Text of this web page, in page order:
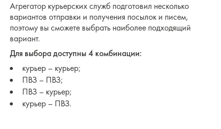
Агрегатор курьерских служб подготовил несколько
вариантов отправки и получения посылок и писем,
поэтому вы сможете выбрать наиболее подходящий
вариант.
Для выбора доступны 4 комбинации:
курьер – курьер;
ПВЗ – ПВЗ;
ПВЗ – курьер;
курьер – ПВЗ.